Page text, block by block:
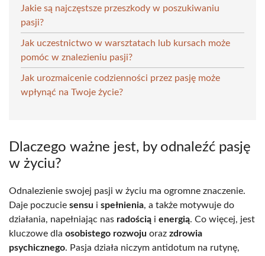
Jakie są najczęstsze przeszkody w poszukiwaniu
pasji?
Jak uczestnictwo w warsztatach lub kursach może
pomóc w znalezieniu pasji?
Jak urozmaicenie codzienności przez pasję może
wpłynąć na Twoje życie?
Dlaczego ważne jest, by odnaleźć pasję
w życiu?
Odnalezienie swojej pasji w życiu ma ogromne znaczenie.
Daje poczucie sensu i spełnienia, a także motywuje do
działania, napełniając nas radością i energią. Co więcej, jest
kluczowe dla osobistego rozwoju oraz zdrowia
psychicznego. Pasja działa niczym antidotum na rutynę,